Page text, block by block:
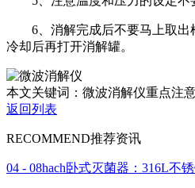
6、消解完成后不要马上取出
冷却后再打开消解罐。
本文关键词：微波消解仪重点注
返回列表
RECOMMEND推荐资讯
04 - 08hach卧式灭菌器：316L不